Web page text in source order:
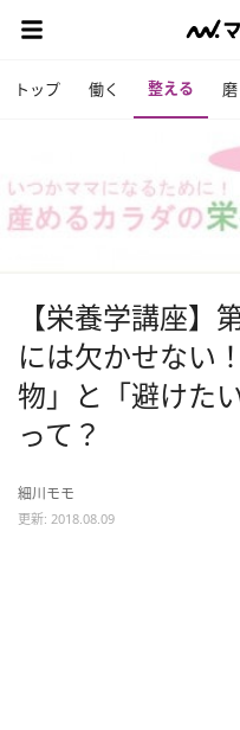
トップ 働く 整える 磨
【栄養学講座】
には欠かせない
物」と「避けた
って？
細川モモ
更新: 2018.08.09